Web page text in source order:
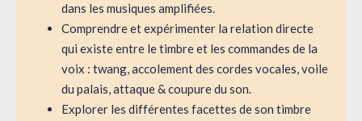
dans les musiques amplifiées.
Comprendre et expérimenter la relation directe
qui existe entre le timbre et les commandes de la
voix : twang, accolement des cordes vocales, voile
du palais, attaque & coupure du son.
Explorer les différentes facettes de son timbre